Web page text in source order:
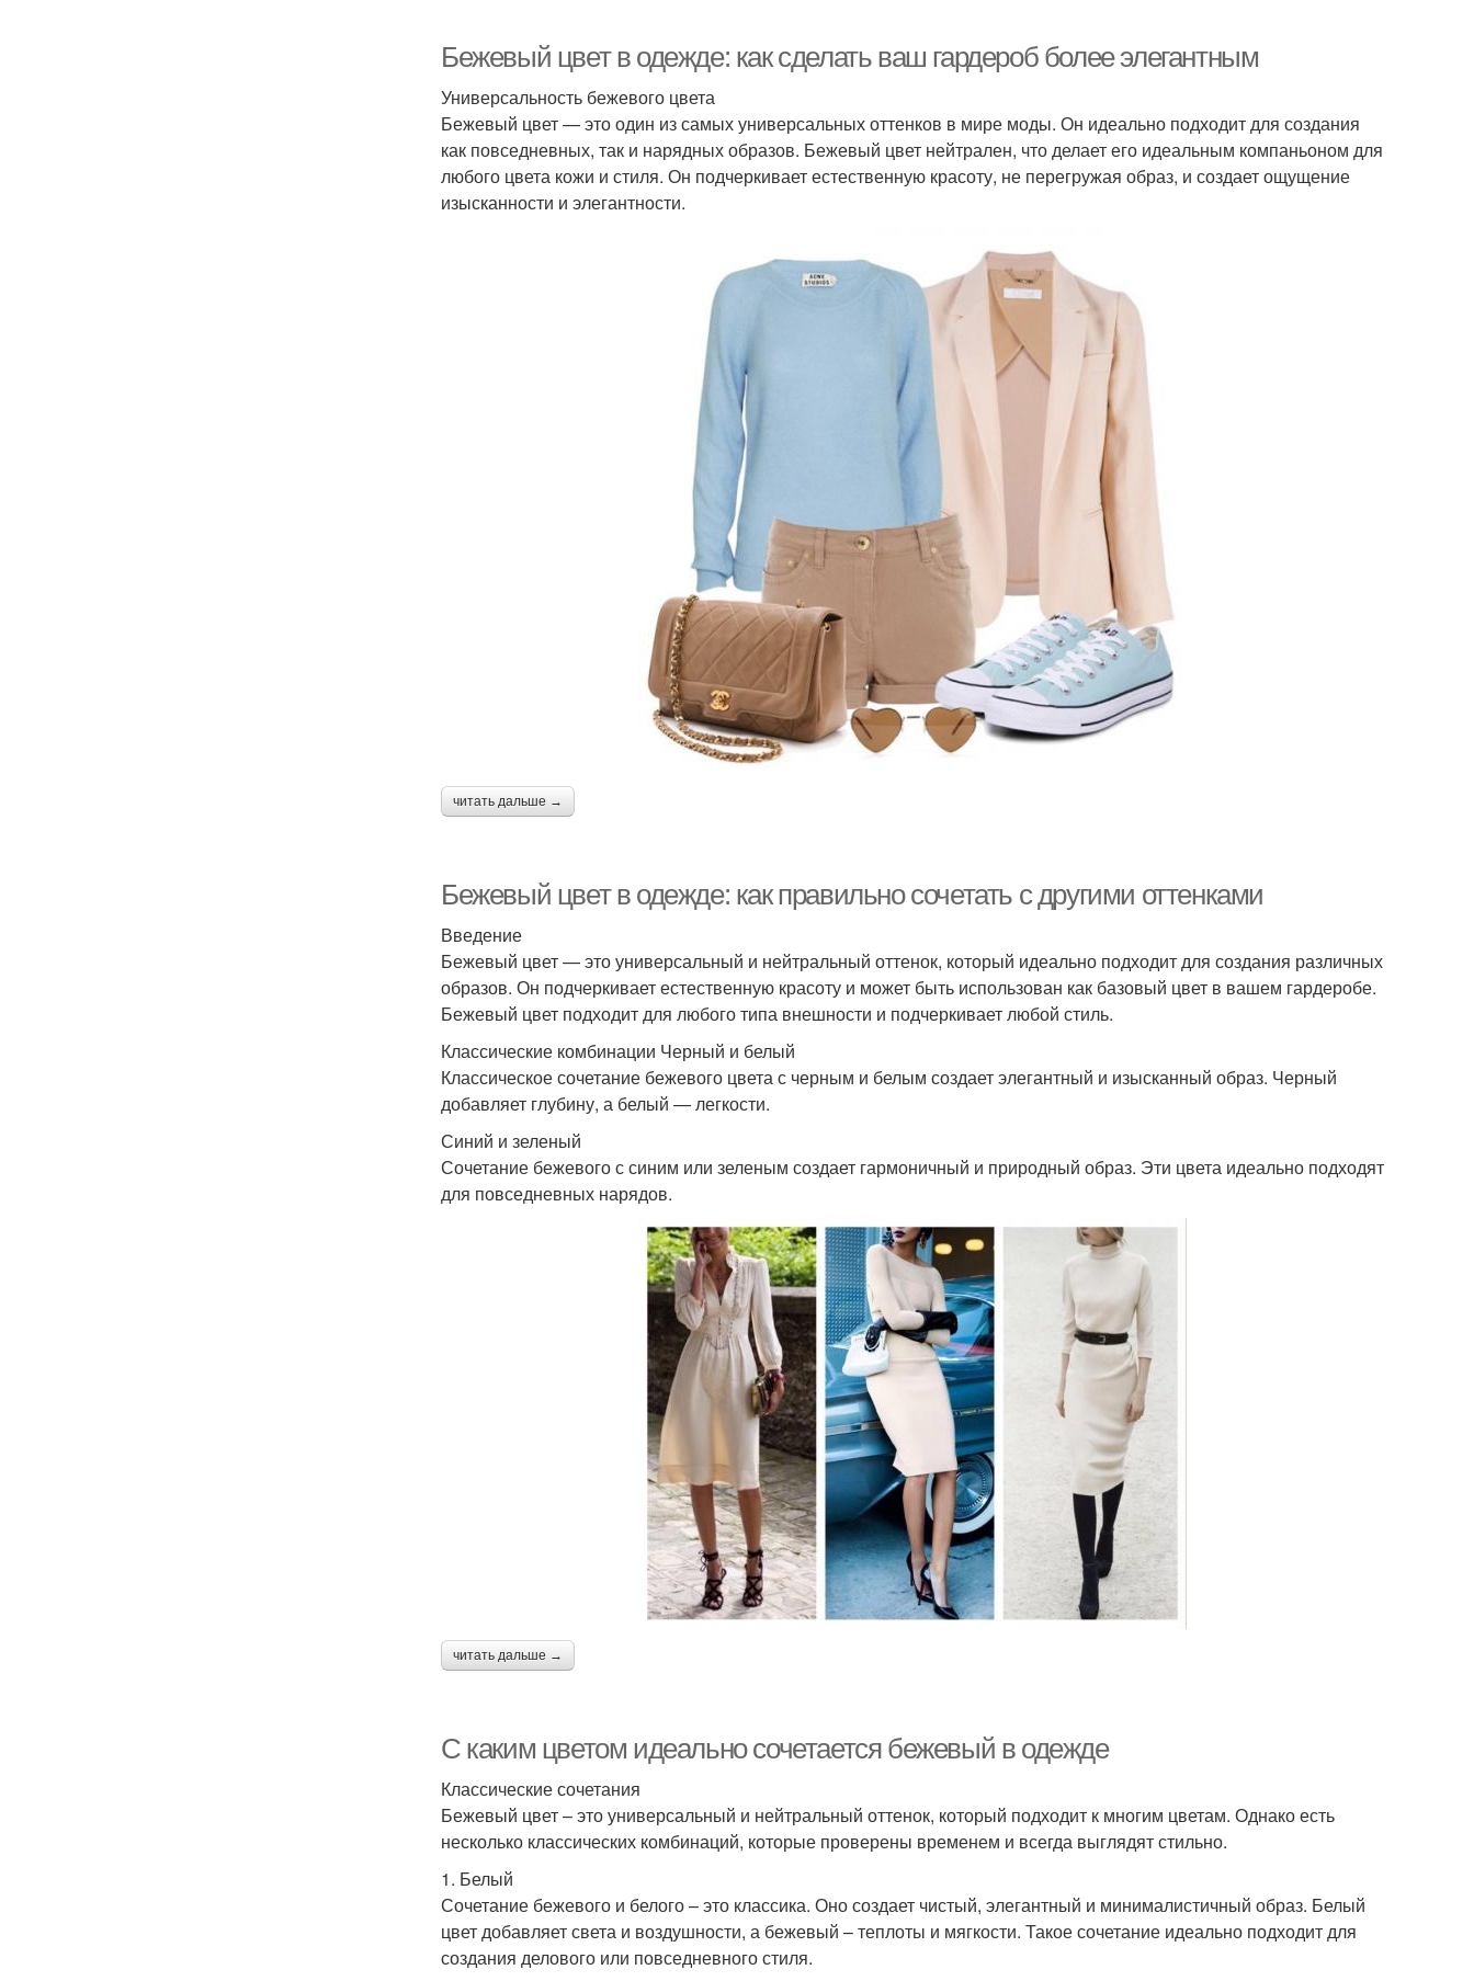
Бежевый цвет в одежде: как сделать ваш гардероб более элегантным
Универсальность бежевого цвета
Бежевый цвет — это один из самых универсальных оттенков в мире моды. Он идеально подходит для создания
как повседневных, так и нарядных образов. Бежевый цвет нейтрален, что делает его идеальным компаньоном для
любого цвета кожи и стиля. Он подчеркивает естественную красоту, не перегружая образ, и создает ощущение
изысканности и элегантности.
читать дальше →
Бежевый цвет в одежде: как правильно сочетать с другими оттенками
Введение
Бежевый цвет — это универсальный и нейтральный оттенок, который идеально подходит для создания различных
образов. Он подчеркивает естественную красоту и может быть использован как базовый цвет в вашем гардеробе.
Бежевый цвет подходит для любого типа внешности и подчеркивает любой стиль.
Классические комбинации Черный и белый
Классическое сочетание бежевого цвета с черным и белым создает элегантный и изысканный образ. Черный
добавляет глубину, а белый — легкости.
Синий и зеленый
Сочетание бежевого с синим или зеленым создает гармоничный и природный образ. Эти цвета идеально подходят
для повседневных нарядов.
читать дальше →
С каким цветом идеально сочетается бежевый в одежде
Классические сочетания
Бежевый цвет – это универсальный и нейтральный оттенок, который подходит к многим цветам. Однако есть
несколько классических комбинаций, которые проверены временем и всегда выглядят стильно.
1. Белый
Сочетание бежевого и белого – это классика. Оно создает чистый, элегантный и минималистичный образ. Белый
цвет добавляет света и воздушности, а бежевый – теплоты и мягкости. Такое сочетание идеально подходит для
создания делового или повседневного стиля.